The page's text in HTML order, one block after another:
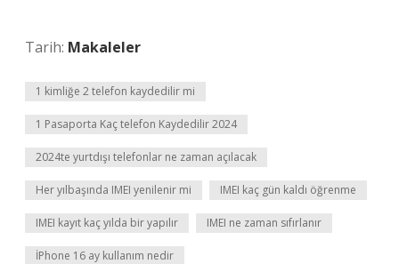
Tarih: Makaleler
1 kimliğe 2 telefon kaydedilir mi
1 Pasaporta Kaç telefon Kaydedilir 2024
2024te yurtdışı telefonlar ne zaman açılacak
Her yılbaşında IMEI yenilenir mi IMEI kaç gün kaldı öğrenme
IMEI kayıt kaç yılda bir yapılır IMEI ne zaman sıfırlanır
İPhone 16 ay kullanım nedir